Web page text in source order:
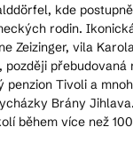
© 2026 Brána
kde
rodin.
Zeizinger, vila
později přebudovaná
penzion Tivoli a
Brány
během více než